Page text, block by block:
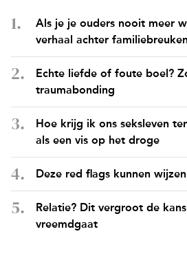
Als je je ouders nooit meer
verhaal achter
Echte liefde of foute boel?
traumabonding
Hoe krijg ik ons seksleven
als een vis op het droge
Deze red flags kunnen
Relatie? Dit vergroot de
vreemdgaat